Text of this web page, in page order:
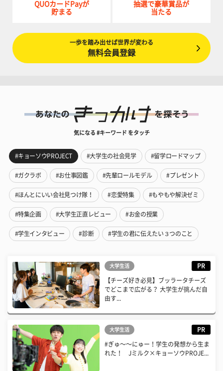
QUOカードPayが
貯まる
抽選で豪華賞品が
当たる
一歩を踏み出せば世界が変わる
無料会員登録
気になる #キーワード をタッチ
#キョーソウPROJECT #大学生の社会見学 #留学ロードマップ
#ガクラボ #お仕事図鑑 #先輩ロールモデル #プレゼント
#ほんとにいい会社見つけ隊！ #恋愛特集 #もやもや解決ゼミ
#特集企画 #大学生正直レビュー #お金の授業
#学生インタビュー #診断 #学生の君に伝えたい３つのこと
大学生活 PR
【チーズ好き必見】ブッラータチーズ
でどこまで広がる？ 大学生が挑んだ自
由す...
大学生活 PR
#ぎゅ〜〜にゅー！学生の発想から生ま
れた！ Jミルク×キョーソウPROJE...